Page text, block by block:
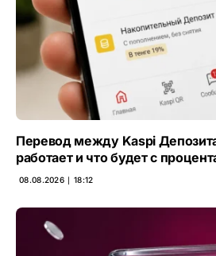
Перевод между Kaspi
работает и что будет с
08.08.2026 ∣ 18:12